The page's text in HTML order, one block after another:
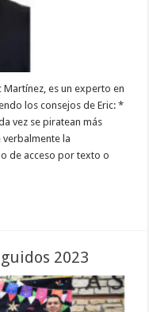
Martínez, es un experto en
los consejos de Eric: *
vez se piratean más
la
de acceso por texto o
2023